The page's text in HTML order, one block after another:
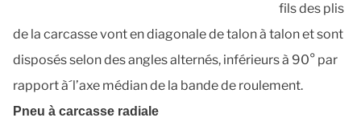
fils des plis
de la carcasse vont en diagonale de talon à talon et sont
disposés selon des angles alternés, inférieurs à 90° par
rapport à´l’axe médian de la bande de roulement.
Pneu à carcasse radiale